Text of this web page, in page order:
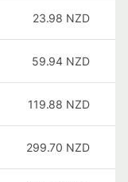
23.98 NZD
59.94 NZD
119.88 NZD
299.70 NZD